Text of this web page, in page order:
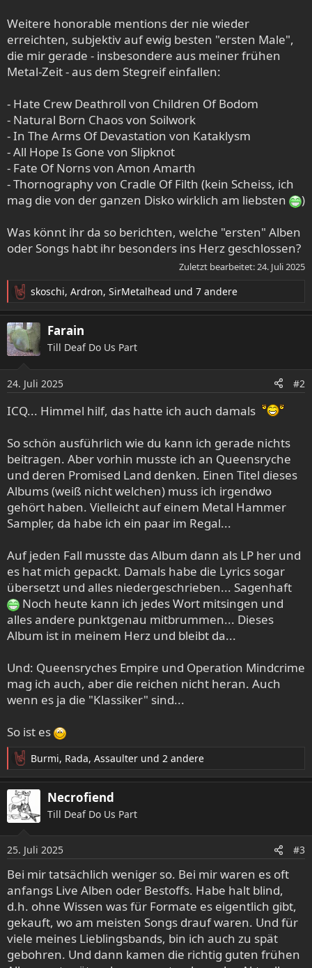
Weitere honorable mentions der nie wieder
erreichten, subjektiv auf ewig besten "ersten Male",
die mir gerade - insbesondere aus meiner frühen
Metal-Zeit - aus dem Stegreif einfallen:
- Hate Crew Deathroll von Children Of Bodom
- Natural Born Chaos von Soilwork
- In The Arms Of Devastation von Kataklysm
- All Hope Is Gone von Slipknot
- Fate Of Norns von Amon Amarth
- Thornography von Cradle Of Filth (kein Scheiss, ich
mag die von der ganzen Disko wirklich am liebsten
)
Was könnt ihr da so berichten, welche "ersten" Alben
oder Songs habt ihr besonders ins Herz geschlossen?
Zuletzt bearbeitet:24. Juli 2025
R
e
a
k
t
n
n
skoschi, Ardron, SirMetalhead und 7 andere
Farain
Till Deaf Do Us Part
24. Juli 2025 #2
ICQ... Himmel hilf, das hatte ich auch damals
So schön ausführlich wie du kann ich gerade nichts
beitragen. Aber vorhin musste ich an Queensryche
und deren Promised Land denken. Einen Titel dieses
Albums (weiß nicht welchen) muss ich irgendwo
gehört haben. Vielleicht auf einem Metal Hammer
Sampler, da habe ich ein paar im Regal...
Auf jeden Fall musste das Album dann als LP her und
es hat mich gepackt. Damals habe die Lyrics sogar
übersetzt und alles niedergeschrieben... Sagenhaft
Noch heute kann ich jedes Wort mitsingen und
alles andere punktgenau mitbrummen... Dieses
Album ist in meinem Herz und bleibt da...
Und: Queensryches Empire und Operation Mindcrime
mag ich auch, aber die reichen nicht heran. Auch
wenn es ja die "Klassiker" sind...
So ist es
R
e
a
k
t
n
e
n
:
Burmi, Rada, Assaulter und 2 andere
Necrofiend
Till Deaf Do Us Part
25. Juli 2025 #3
Bei mir tatsächlich weniger so. Bei mir waren es oft
anfangs Live Alben oder Bestoffs. Habe halt blind,
d.h. ohne Wissen was für Formate es eigentlich gibt,
gekauft, wo am meisten Songs drauf waren. Und für
viele meines Lieblingsbands, bin ich auch zu spät
gebohren. Und dann kamen die richtig guten frühen